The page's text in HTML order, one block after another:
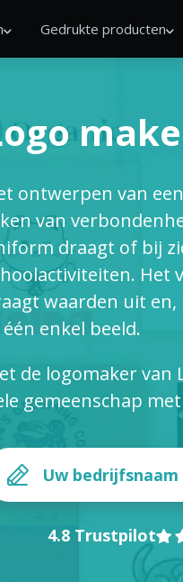
Gedrukte producten
ontwerpen van
van
draagt of bij
Het
waarden uit
enkel beeld.
de logomaker van
gemeenschap
4.8 Trustpilot